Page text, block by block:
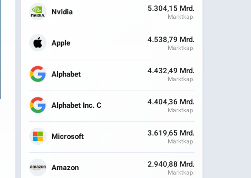
Nvidia
5.304,15 Mrd.
Marktkap.
Apple 4.538,79 Mrd.
Marktkap.
Alphabet 4.432,49 Mrd.
Marktkap.
Alphabet Inc. C 4.404,36 Mrd.
Marktkap.
Microsoft 3.619,65 Mrd.
Marktkap.
Amazon 2.940,88 Mrd.
Marktkap.